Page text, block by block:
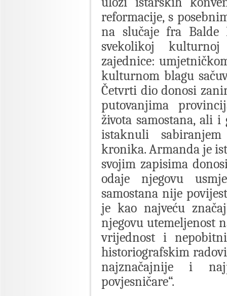
reformacije, s
na slučaje fra Balde
svekolikoj
zajednice:
kulturnom blagu
Četvrti dio donosi
putovanjima
života samostana, ali
istaknuli
kronika. Armanda je
svojim zapisima
odaje njegovu
samostana nije
je kao najveću
njegovu utemeljenost
vrijednost i
historiografskim
najznačajnije i
povjesničare“.